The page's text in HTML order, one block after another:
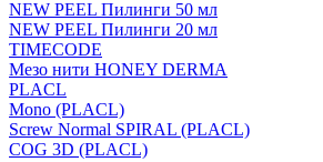
NEW PEEL Пилинги 50 мл
NEW PEEL Пилинги 20 мл
TIMECODE
Мезо нити HONEY DERMA
PLACL
Mono (PLACL)
Screw Normal SPIRAL (PLACL)
COG 3D (PLACL)